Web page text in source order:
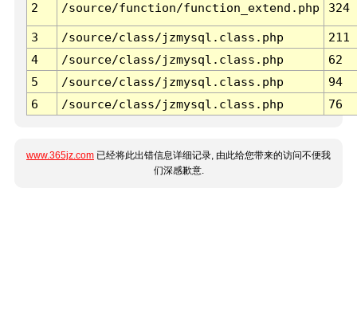
2 /source/function/function_extend.php 324
3 /source/class/jzmysql.class.php
211
4
/source/class/jzmysql.class.php
62
5
/source/class/jzmysql.class.php
94
6
/source/class/jzmysql.class.php 76
www.365jz.com 已经将此出错信息详细记录, 由此给您带来的访问不便我
们深感歉意.